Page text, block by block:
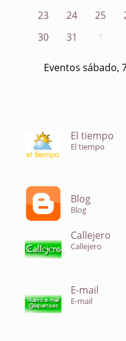
23
24 25
30
31 1
Eventos sábado,
El tiempo
El tiempo
Blog
Blog
Callejero
Callejero
E-mail
E-mail